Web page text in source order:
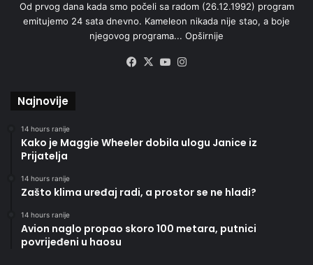
Od prvog dana kada smo počeli sa radom (26.12.1992) program
emitujemo 24 sata dnevno. Kameleon nikada nije stao, a boje
njegovog programa... Opširnije
Facebook
X YouTube
Najnovije
14 hours ranije
Kako je Maggie Wheeler dobila ulogu Janice iz
Prijatelja
14 hours ranije
Zašto klima uređaj radi, a prostor se ne hladi?
14 hours ranije
Avion naglo propao skoro 100 metara, putnici
povrijeđeni u haosu